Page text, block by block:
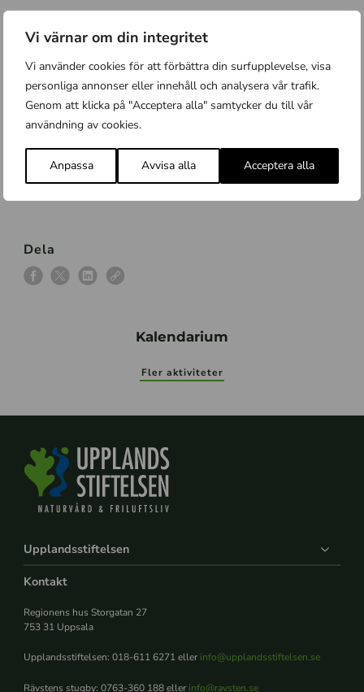
Vi värnar om din integritet
Vi använder cookies för att förbättra din surfupplevelse, visa
personliga annonser eller innehåll och analysera vår trafik.
Genom att klicka på "Acceptera alla" samtycker du till vår
användning av cookies.
Anpassa Avvisa alla Acceptera alla
entrén till Hammarskogs herrgård
Busshållplats:Hammarskogs vägskäl, knappt 1 km från
herrgården.
Anmälan:shanti.wittmar@uppsala.se
Arrangör:Uppsala naturskola, Upplandsstiftelsen
Dela
Kalendarium
Fler aktiviteter
Upplandsstiftelsen
Kontakt
Regionens hus Storgatan 27
753 31 Uppsala
Upplandsstiftelsen: 018-611 6271 eller info@upplandsstiftelsen.se
Rävstens stugby: 0763-360 188 eller info@ravsten.se